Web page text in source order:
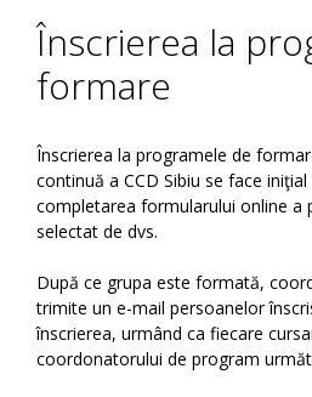
Înscrierea la
formare
Înscrierea la programele de
continuă a CCD Sibiu se face iniţial
completarea formularului online a
selectat de dvs.
După ce grupa este formată,
trimite un e-mail persoanelor
înscrierea, urmând ca fiecare
coordonatorului de program